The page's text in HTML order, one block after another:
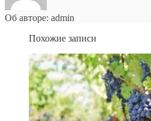
Об авторе: admin
Похожие записи